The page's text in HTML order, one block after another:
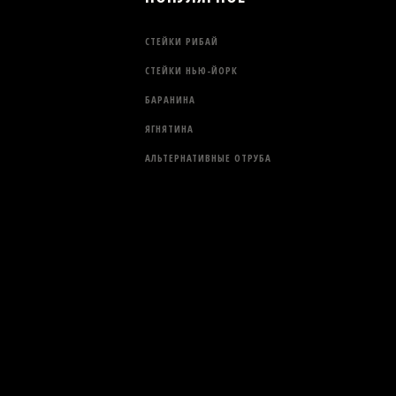
СТЕЙКИ РИБАЙ
СТЕЙКИ НЬЮ-ЙОРК
БАРАНИНА
ЯГНЯТИНА
АЛЬТЕРНАТИВНЫЕ ОТРУБА